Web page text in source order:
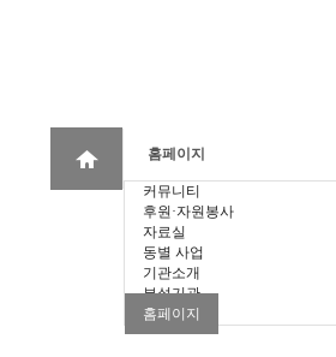
홈페이지
커뮤니티
후원·자원봉사
자료실
동별 사업
기관소개
부설기관
홈페이지